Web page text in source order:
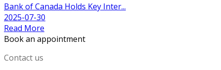
Bank of Canada Holds Key Inter...
2025-07-30
Read More
Book an appointment
Contact us